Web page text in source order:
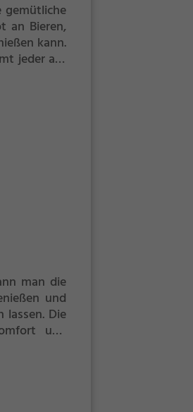
an Bieren,
kann.
jeder auf
für das
Suche
man die
und
lassen. Die
und
zum
sich der
vielfältige